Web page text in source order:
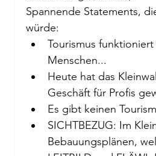
Spannende Statements,
würde:
Tourismus
Menschen...
Heute hat das
Geschäft für Profis
Es gibt keinen
SICHTBEZUG: Im
Bebauungsplänen,